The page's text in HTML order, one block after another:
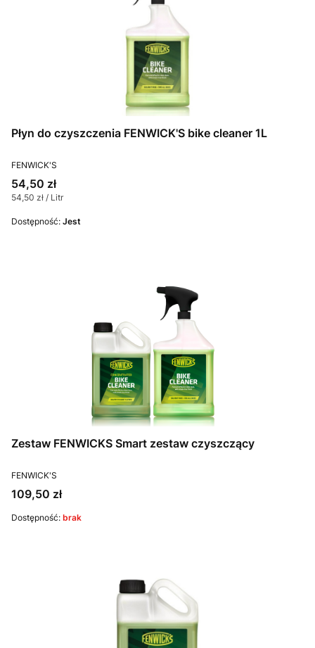
Płyn do czyszczenia FENWICK'S bike cleaner 1L
PRODUCENT
FENWICK'S
Cena
54,50 zł
Cena jednostkowa
54,50 zł / Litr
Dostępność: Jest
Zestaw FENWICKS Smart zestaw czyszczący
PRODUCENT
FENWICK'S
Cena
109,50 zł
Dostępność: brak